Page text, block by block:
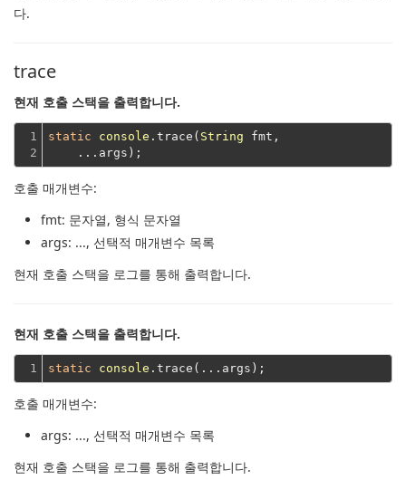
다.
trace
현재 호출 스택을 출력합니다.
1
2
static console .trace( String fmt,
    ...args);
호출 매개변수:
fmt: 문자열, 형식 문자열
args: ..., 선택적 매개변수 목록
현재 호출 스택을 로그를 통해 출력합니다.
현재 호출 스택을 출력합니다.
1 static console
호출 매개변수:
args: ..., 선택적 매개변수 목록
현재 호출 스택을 로그를 통해 출력합니다.